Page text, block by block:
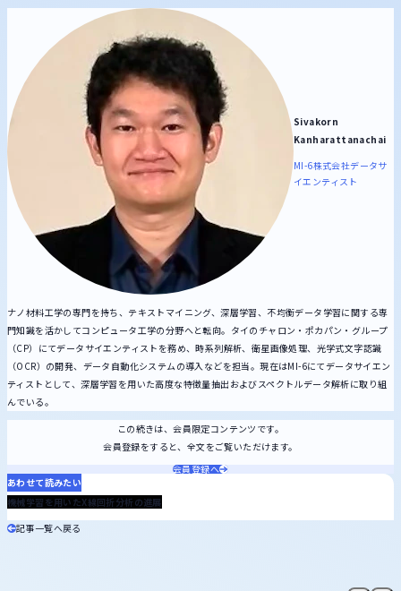
Sivakorn
Kanharattanachai
MI-6株式会社データサ
イエンティスト
ナノ材料工学の専門を持ち、テキストマイニング、深層学習、不均衡データ学習に関する専
門知識を活かしてコンピュータ工学の分野へと転向。タイのチャロン・ポカパン・グループ
（CP）にてデータサイエンティストを務め、時系列解析、衛星画像処理、光学式文字認識
（OCR）の開発、データ自動化システムの導入などを担当。現在はMI-6にてデータサイエン
ティストとして、深層学習を用いた高度な特徴量抽出およびスペクトルデータ解析に取り組
んでいる。
この続きは、会員限定コンテンツです。
会員登録をすると、全文をご覧いただけます。
会員登録へ
あわせて読みたい
2025.03.28
機械学習を用いたX線回折分析の進展
記事一覧へ戻る